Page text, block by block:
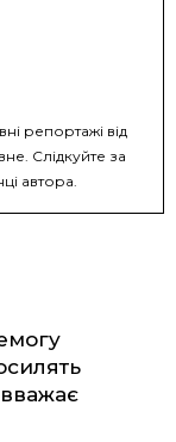
репортажі від
Слідкуйте за
автора.